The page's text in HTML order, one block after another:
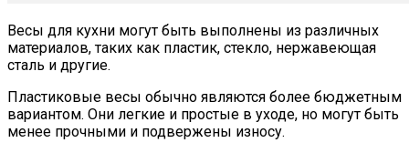
Весы для кухни могут быть выполнены из различных
материалов, таких как пластик, стекло, нержавеющая
сталь и другие.
Пластиковые весы обычно являются более бюджетным
вариантом. Они легкие и простые в уходе, но могут быть
менее прочными и подвержены износу.